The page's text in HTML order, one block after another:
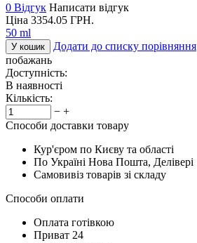
0 Відгук Написати відгук
Ціна 3354.05 ГРН.
50 ml
У кошик Додати до списку порівняння
побажань
Доступність:
В наявності
Кількість:
− +
Способи доставки товару
Кур'єром по Києву та області
По Україні Нова Пошта, Делівері
Самовивіз товарів зі складу
Способи оплати
Оплата готівкою
Приват 24